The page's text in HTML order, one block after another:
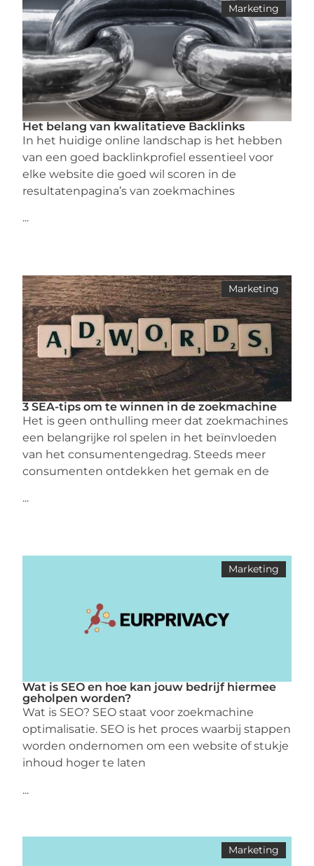
Marketing
Het belang van kwalitatieve Backlinks
In het huidige online landschap is het hebben
van een goed backlinkprofiel essentieel voor
elke website die goed wil scoren in de
resultatenpagina’s van zoekmachines
...
Marketing
3 SEA-tips om te winnen in de zoekmachine
Het is geen onthulling meer dat zoekmachines
een belangrijke rol spelen in het beïnvloeden
van het consumentengedrag. Steeds meer
consumenten ontdekken het gemak en de
...
Marketing
Wat is SEO en hoe kan jouw bedrijf hiermee
geholpen worden?
Wat is SEO? SEO staat voor zoekmachine
optimalisatie. SEO is het proces waarbij stappen
worden ondernomen om een ​​website of stukje
inhoud hoger te laten
...
Marketing